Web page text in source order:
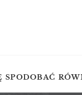
SPODOBAĆ